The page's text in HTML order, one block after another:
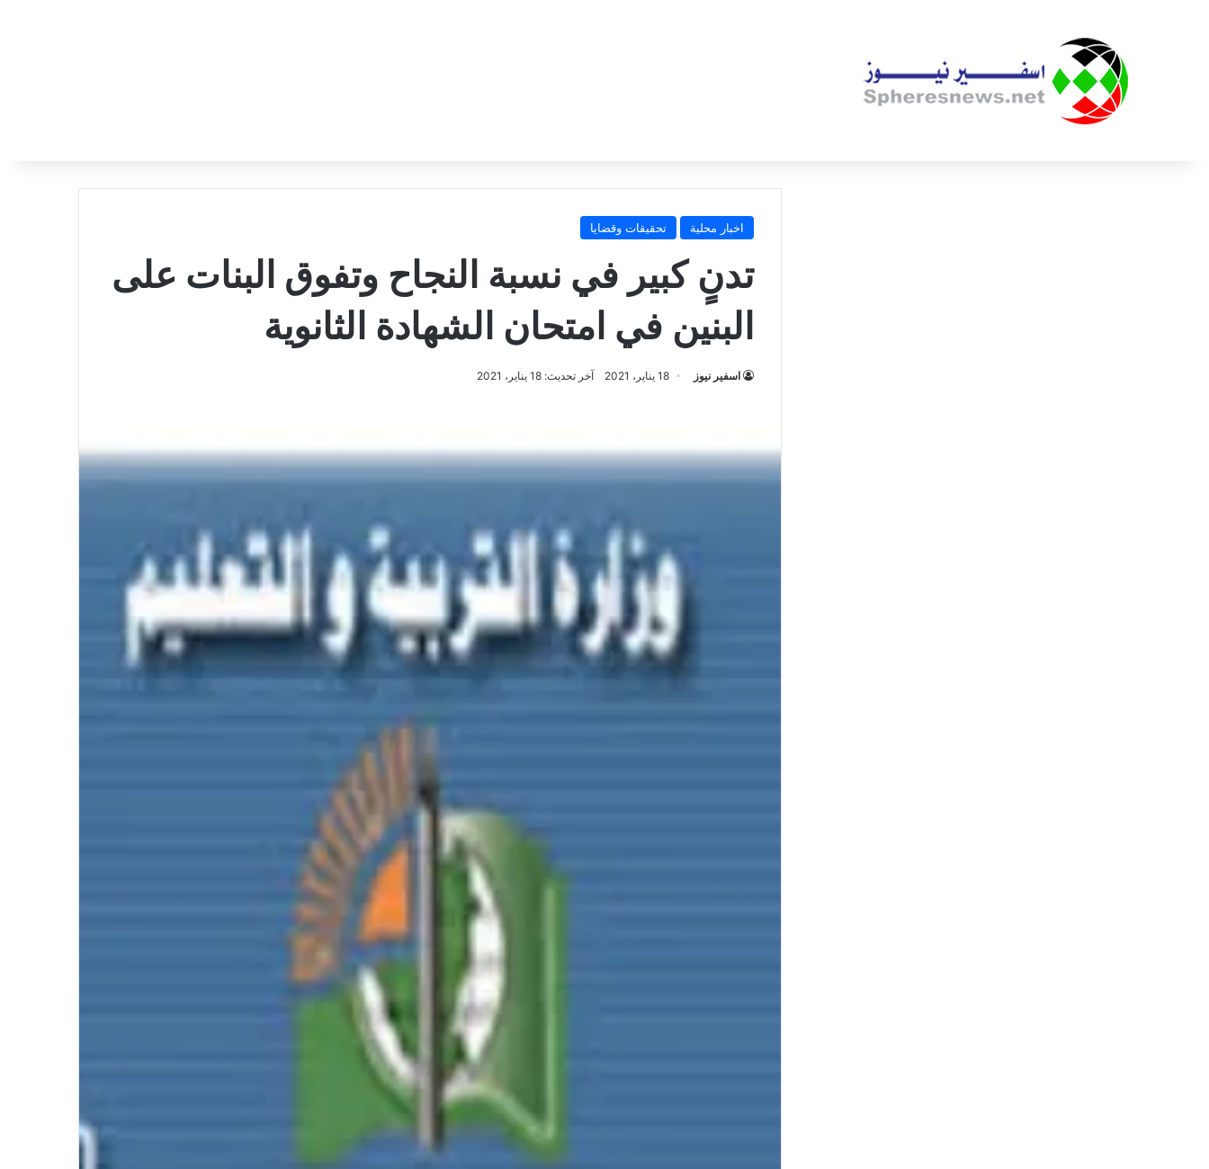
اخبار محلية تحقيقات وقضايا
تدنٍ كبير في نسبة النجاح وتفوق البنات على
البنين في امتحان الشهادة الثانوية
اسفير نيوز 18 يناير، 2021 آخر تحديث: 18 يناير، 2021